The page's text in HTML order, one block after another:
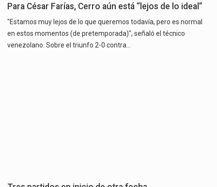
Para César Farías, Cerro aún está “lejos de lo ideal”
"Estamos muy lejos de lo que queremos todavía, pero es normal
en estos momentos (de pretemporada)", señaló el técnico
venezolano. Sobre el triunfo 2-0 contra…